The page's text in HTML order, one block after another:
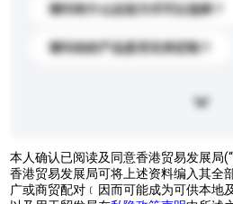
请问有什么运送方式可以选择？
请问你的产品是否支持定制？
本人确认已阅读及同意香港贸易发展局
香港贸易发展局可将上述资料编入其全
广或商贸配对﹝因而可能成为可供本地